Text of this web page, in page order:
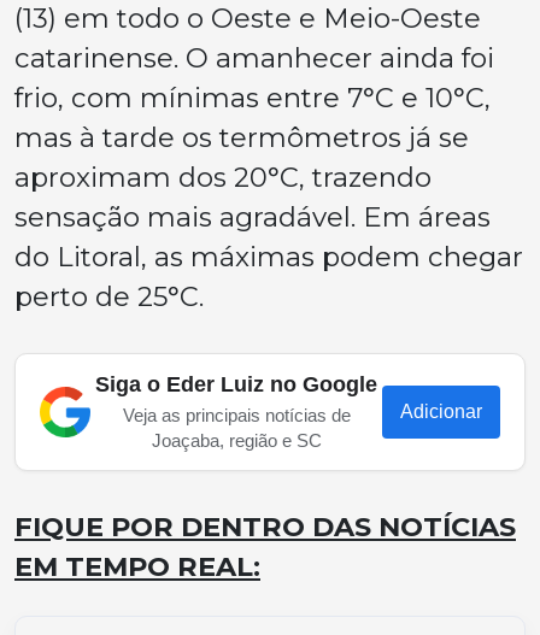
(13) em todo o Oeste e Meio-Oeste
catarinense. O amanhecer ainda foi
frio, com mínimas entre 7°C e 10°C,
mas à tarde os termômetros já se
aproximam dos 20°C, trazendo
sensação mais agradável. Em áreas
do Litoral, as máximas podem chegar
perto de 25°C.
Siga o Eder Luiz no Google
Veja as principais notícias de
Joaçaba, região e SC
Adicionar
FIQUE POR DENTRO DAS NOTÍCIAS
EM TEMPO REAL: